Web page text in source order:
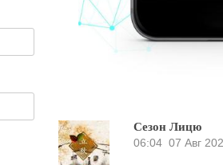
Сезон Лицю
06:04 07 Авг